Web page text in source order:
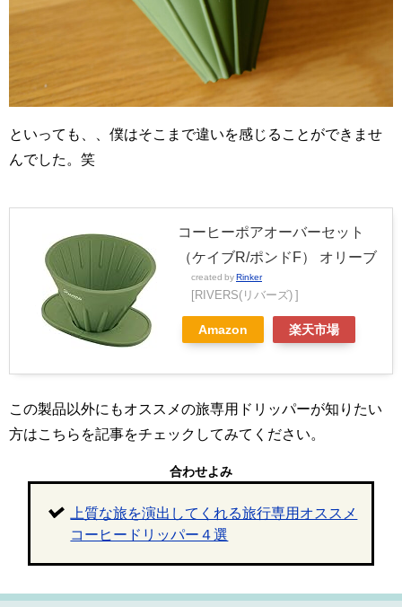
といっても、、僕はそこまで違いを感じることができませ
んでした。笑
コーヒーポアオーバーセット
（ケイブR/ポンドF） オリーブ
created by Rinker
[RIVERS(リバーズ) ]
Amazon 楽天市場
この製品以外にもオススメの旅専用ドリッパーが知りたい
方はこちらを記事をチェックしてみてください。
合わせよみ
上質な旅を演出してくれる旅行専用オススメ
コーヒードリッパー４選